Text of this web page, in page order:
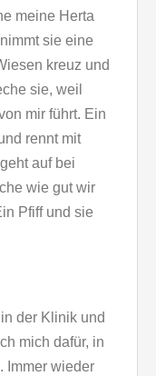
meine Herta
sie eine
kreuz und
sie, weil
mir führt. Ein
rennt mit
auf bei
wie gut wir
Pfiff und sie
der Klinik und
mich dafür, in
Immer wieder